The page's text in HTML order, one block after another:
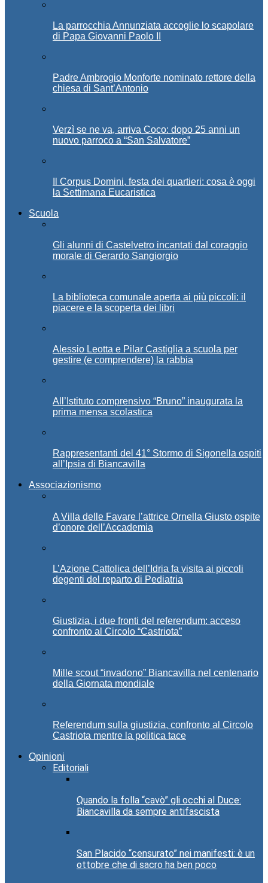
La parrocchia Annunziata accoglie lo scapolare
di Papa Giovanni Paolo II
Padre Ambrogio Monforte nominato rettore della
chiesa di Sant’Antonio
Verzì se ne va, arriva Coco: dopo 25 anni un
nuovo parroco a “San Salvatore”
Il Corpus Domini, festa dei quartieri: cosa è oggi
la Settimana Eucaristica
Scuola
Gli alunni di Castelvetro incantati dal coraggio
morale di Gerardo Sangiorgio
La biblioteca comunale aperta ai più piccoli: il
piacere e la scoperta dei libri
Alessio Leotta e Pilar Castiglia a scuola per
gestire (e comprendere) la rabbia
All’Istituto comprensivo “Bruno” inaugurata la
prima mensa scolastica
Rappresentanti del 41° Stormo di Sigonella ospiti
all’Ipsia di Biancavilla
Associazionismo
A Villa delle Favare l’attrice Ornella Giusto ospite
d’onore dell’Accademia
L’Azione Cattolica dell’Idria fa visita ai piccoli
degenti del reparto di Pediatria
Giustizia, i due fronti del referendum: acceso
confronto al Circolo “Castriota”
Mille scout “invadono” Biancavilla nel centenario
della Giornata mondiale
Referendum sulla giustizia, confronto al Circolo
Castriota mentre la politica tace
Opinioni
Editoriali
Quando la folla “cavò” gli occhi al Duce:
Biancavilla da sempre antifascista
San Placido “censurato” nei manifesti: è un
ottobre che di sacro ha ben poco